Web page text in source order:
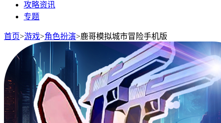
攻略资讯
专题
首页>游戏>角色扮演>鹿哥模拟城市冒险手机版